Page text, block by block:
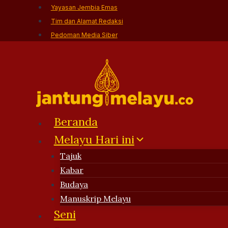
Yayasan Jembia Emas
Tim dan Alamat Redaksi
Pedoman Media Siber
Beranda
Melayu Hari ini
Tajuk
Kabar
Budaya
Manuskrip Melayu
Seni